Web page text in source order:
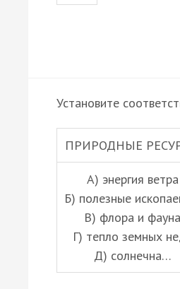
Установите
ПРИРОДНЫЕ
А) энергия ветра
Б) полезные
В) флора и фауна
Г) тепло земных
Д) солнечна…